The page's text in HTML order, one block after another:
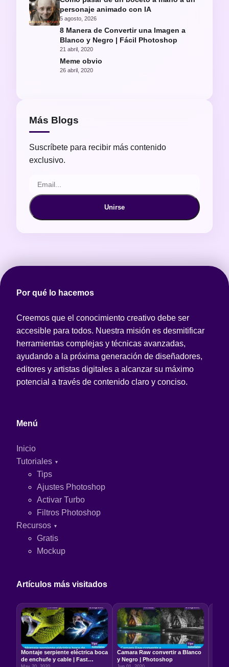
personaje animado con IA
5 agosto, 2026
8 Manera de Convertir una Imagen a
Blanco y Negro | Fácil Photoshop
21 abril, 2020
Meme obvio
26 abril, 2020
Más Blogs
Suscríbete para recibir más contenido
exclusivo.
Unirse
Por qué lo hacemos
Creemos que el conocimiento creativo debe ser
accesible para todos. Nuestra misión es desmitificar
herramientas complejas y técnicas avanzadas,
ayudando a la próxima generación de diseñadores,
editores y artistas digitales a alcanzar su máximo
potencial a través de contenido claro y conciso.
Menú
Inicio
Tutoriales
Tips
Ajustes Photoshop
Activar Turbo
Filtros Photoshop
Recursos
Gratis
Mockup
Artículos más visitados
Montaje serpiente eléctrica boca
de enchufe y cable | Fast
Camara Raw convertir a Blanco
y Negro | Photoshop